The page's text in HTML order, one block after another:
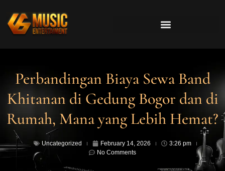
Perbandingan Biaya Sewa Band
Khitanan di Gedung Bogor dan di
Rumah, Mana yang Lebih Hemat?
Uncategorized February 14, 2026
3:26 pm
No Comments